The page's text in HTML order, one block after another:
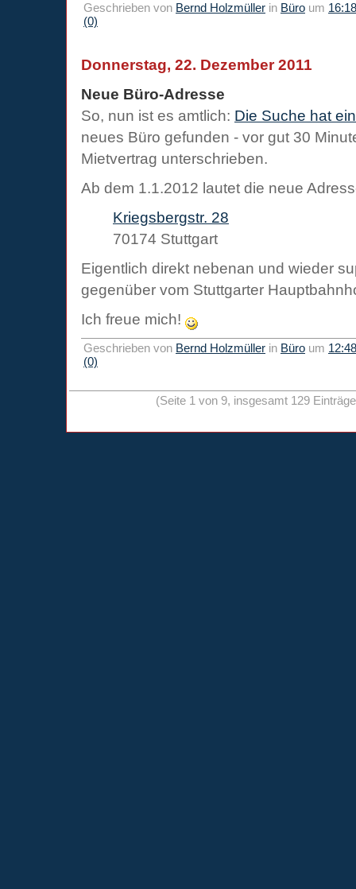
Geschrieben von Bernd Holzmüller in Büro um 16:18
(0)
Donnerstag, 22. Dezember 2011
Neue Büro-Adresse
So, nun ist es amtlich: Die Suche hat
neues Büro gefunden - vor gut 30
Mietvertrag unterschrieben.
Ab dem 1.1.2012 lautet die neue
Kriegsbergstr. 28
70174 Stuttgart
Eigentlich direkt nebenan und wieder
gegenüber vom Stuttgarter
Ich freue mich!
Geschrieben von Bernd Holzmüller in Büro um 12:48
(0)
(Seite 1 von 9, insgesamt 129